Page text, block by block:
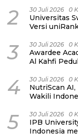
2 30 Juli 2026 0
Universitas
Versi
3 30 Juli 2026 0
Awardee
Al Kahfi
4 30 Juli 2026 0
NutriScan
Wakili
5 30 Juli 2026 0
IPB
Indonesia